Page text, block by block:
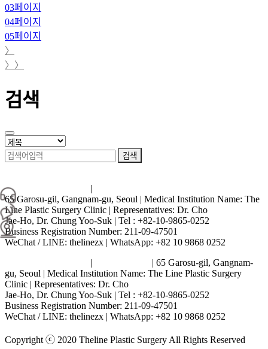
03페이지
04페이지
05페이지
〉
〉〉
검색
검색
Terms and Conditions |
65 Garosu-gil, Gangnam-gu, Seoul | Medical Institution Name: The
Line Plastic Surgery Clinic | Representatives: Dr. Cho
Jae-Ho, Dr. Chung Yoo-Suk | Tel : +82-10-9865-0252
Business Registration Number: 211-09-47501
WeChat / LINE: thelinezx | WhatsApp: +82 10 9868 0252
|
| 65 Garosu-gil, Gangnam-
gu, Seoul | Medical Institution Name: The Line Plastic Surgery
Clinic | Representatives: Dr. Cho
Jae-Ho, Dr. Chung Yoo-Suk | Tel : +82-10-9865-0252
Business Registration Number: 211-09-47501
WeChat / LINE: thelinezx | WhatsApp: +82 10 9868 0252
Copyright ⓒ 2020 Theline Plastic Surgery All Rights Reserved